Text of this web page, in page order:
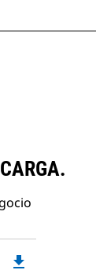
file_download